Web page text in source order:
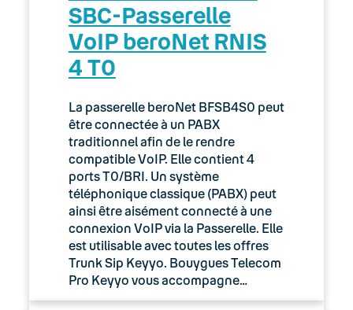
SBC-Passerelle
VoIP beroNet RNIS
4 T0
La passerelle beroNet BFSB4S0 peut
être connectée à un PABX
traditionnel afin de le rendre
compatible VoIP. Elle contient 4
ports T0/BRI. Un système
téléphonique classique (PABX) peut
ainsi être aisément connecté à une
connexion VoIP via la Passerelle. Elle
est utilisable avec toutes les offres
Trunk Sip Keyyo. Bouygues Telecom
Pro Keyyo vous accompagne…